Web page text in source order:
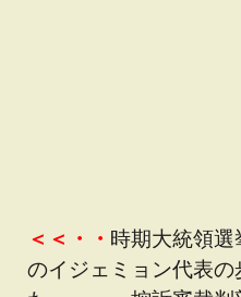
＜＜・・ 時期大統領
のイジェミョン代表